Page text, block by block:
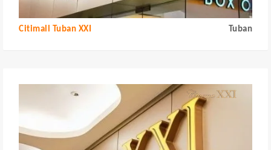
Citimall Tuban XXI Tuban